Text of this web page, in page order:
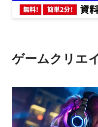
ゲームクリエ